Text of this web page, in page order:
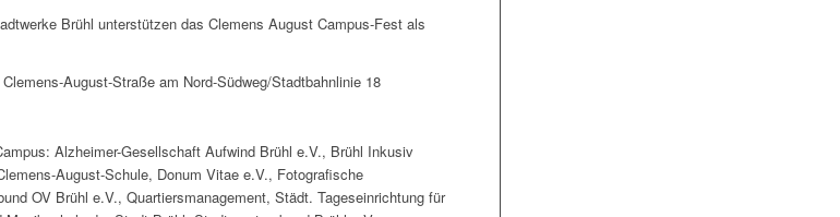
Brühl unterstützen das Clemens August Campus-Fest als
August-Straße am Nord-Südweg/Stadtbahnlinie 18
Alzheimer-Gesellschaft Aufwind Brühl e.V., Brühl Inkusiv
August-Schule, Donum Vitae e.V., Fotografische
OV Brühl e.V., Quartiersmanagement, Städt. Tageseinrichtung für